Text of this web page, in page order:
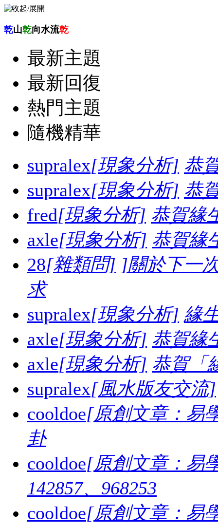
乾山乾向水流乾
最新主題
最新回復
熱門主題
隨機精華
supralex[現象分析] 恭
supralex[現象分析] 恭
fred[現象分析] 恭賀緣
axle[現象分析] 恭賀緣
28[雜類問] ]關於下一
求
supralex[現象分析] 緣
axle[現象分析] 恭賀緣
axle[現象分析] 恭賀「
supralex[風水版友交流]
cooldoe[原創文章：易
卦
cooldoe[原創文章：易
142857、968253
cooldoe[原創文章：易